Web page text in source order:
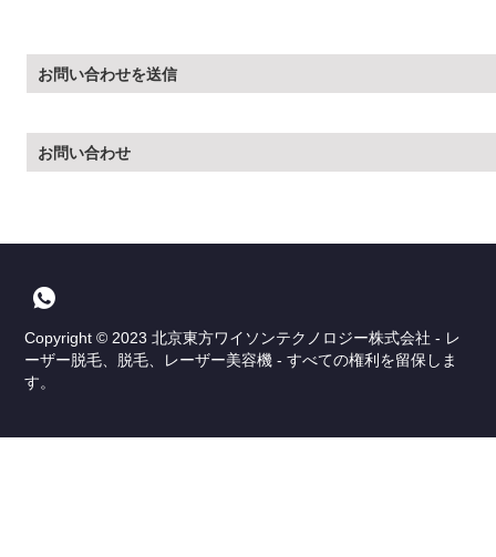
お問い合わせを送信
お問い合わせ
Copyright © 2023 北京東方ワイソンテクノロジー株式会社 - レ
ーザー脱毛、脱毛、レーザー美容機 - すべての権利を留保しま
す。